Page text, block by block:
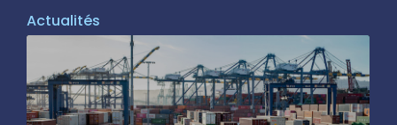
Actualités